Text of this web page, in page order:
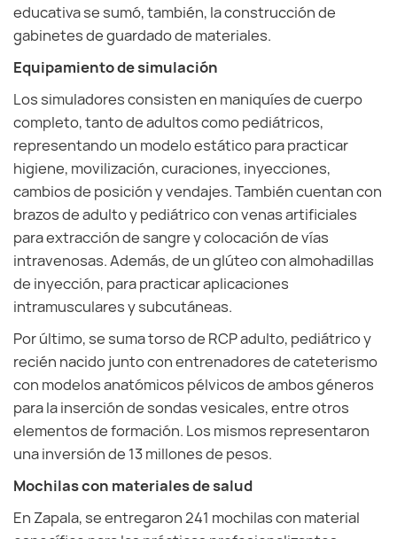
educativa se sumó, también, la construcción de
gabinetes de guardado de materiales.
Equipamiento de simulación
Los simuladores consisten en maniquíes de cuerpo
completo, tanto de adultos como pediátricos,
representando un modelo estático para practicar
higiene, movilización, curaciones, inyecciones,
cambios de posición y vendajes. También cuentan con
brazos de adulto y pediátrico con venas artificiales
para extracción de sangre y colocación de vías
intravenosas. Además, de un glúteo con almohadillas
de inyección, para practicar aplicaciones
intramusculares y subcutáneas.
Por último, se suma torso de RCP adulto, pediátrico y
recién nacido junto con entrenadores de cateterismo
con modelos anatómicos pélvicos de ambos géneros
para la inserción de sondas vesicales, entre otros
elementos de formación. Los mismos representaron
una inversión de 13 millones de pesos.
Mochilas con materiales de salud
En Zapala, se entregaron 241 mochilas con material